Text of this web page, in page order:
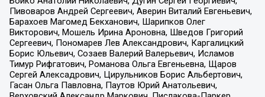
Пивоваров Андрей Сергеевич, Аверин Виталий Евгеньевич,
Барахоев Магомед Бекханович, Шарипков Олег
Викторович, Мошель Ирина Ароновна, Шведов Григорий
Сергеевич, Пономарев Лев Александрович, Каргалицкий
Борис Юльевич, Созаев Валерий Валерьевич, Исламов
Тимур Рифгатович, Романова Ольга Евгеньевна, Щаров
Сергей Алексадрович, Цирульников Борис Альбертович,
Гасан Ольга Павловна, Паутов Юрий Анатольевич,